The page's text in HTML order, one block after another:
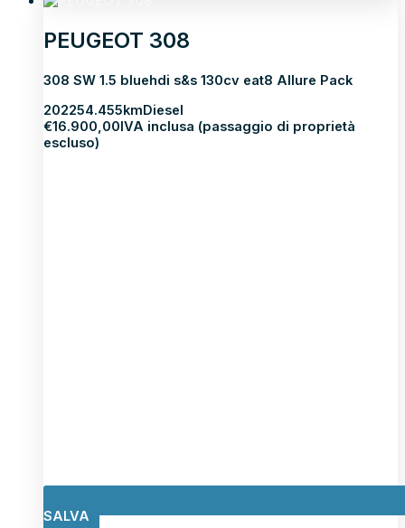
PEUGEOT 308
308 SW 1.5 bluehdi s&s 130cv eat8 Allure Pack
202254.455kmDiesel
€16.900,00IVA inclusa (passaggio di proprietà
escluso)
SALVA